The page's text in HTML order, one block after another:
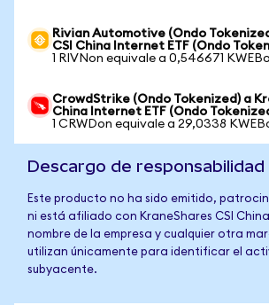
Rivian Automotive (Ondo
CSI China Internet ETF (Ondo
1 RIVNon equivale a 0,546671
CrowdStrike (Ondo Tokenized) a
China Internet ETF (Ondo
1 CRWDon equivale a 29,0338
Descargo de responsabilidad
Este producto no ha sido emitido,
ni está afiliado con KraneShares CSI China
nombre de la empresa y cualquier otra
utilizan únicamente para identificar el
subyacente.